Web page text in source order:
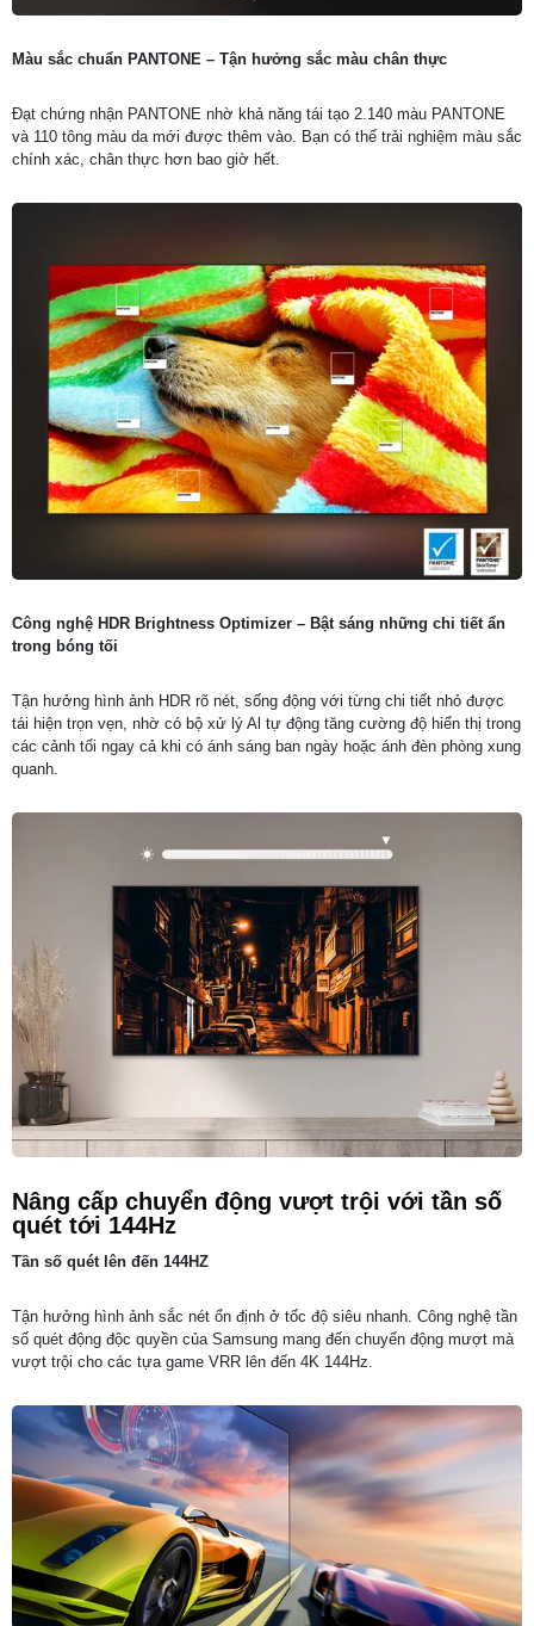
Màu sắc chuẩn PANTONE – Tận hưởng sắc màu chân thực
Đạt chứng nhận PANTONE nhờ khả năng tái tạo 2.140 màu PANTONE
và 110 tông màu da mới được thêm vào. Bạn có thể trải nghiệm màu sắc
chính xác, chân thực hơn bao giờ hết.
Công nghệ HDR Brightness Optimizer – Bật sáng những chi tiết ẩn
trong bóng tối
Tận hưởng hình ảnh HDR rõ nét, sống động với từng chi tiết nhỏ được
tái hiện trọn vẹn, nhờ có bộ xử lý Al tự động tăng cường độ hiển thị trong
các cảnh tối ngay cả khi có ánh sáng ban ngày hoặc ánh đèn phòng xung
quanh.
Nâng cấp chuyển động vượt trội với tần số
quét tới 144Hz
Tần số quét lên đến 144HZ
Tận hưởng hình ảnh sắc nét ổn định ở tốc độ siêu nhanh. Công nghệ tần
số quét động độc quyền của Samsung mang đến chuyển động mượt mà
vượt trội cho các tựa game VRR lên đến 4K 144Hz.